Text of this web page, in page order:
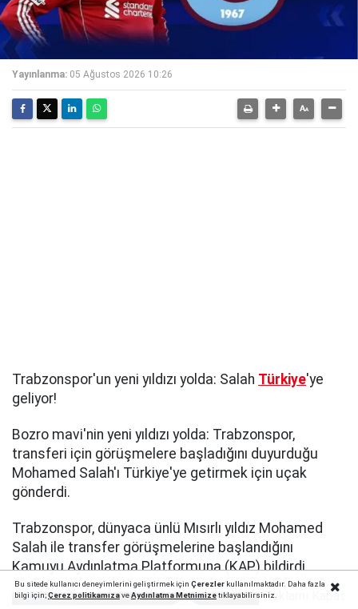
Yayınlanma: 05 Ağustos 2026 10:26
Trabzonspor'un yeni yıldızı yolda: Salah Türkiye'ye
geliyor!
Bozro mavi'nin yeni yıldızı yolda: Trabzonspor,
transferi için görüşmelere başladığını duyurduğu
Mohamed Salah'ı Türkiye'ye getirmek için uçak
gönderdi.
Trabzonspor, dünyaca ünlü Mısırlı yıldız Mohamed
Salah ile transfer görüşmelerine başlandığını
Kamuyu Aydınlatma Platformuna (KAP) bildirdi.
Bu sitede kullanıcı deneyimlerini geliştirmek için Çerezlerkullanılmaktadır. Daha fazla
bilgi için;Çerez politikamızaveAydınlatma Metnimizetıklayabilirsiniz.Reklamı Kapat